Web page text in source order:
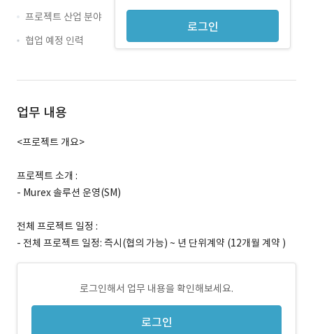
로그인
프로젝트 산업 분야
협업 예정 인력
업무 내용
<프로젝트 개요>
프로젝트 소개 :
- Murex 솔루션 운영(SM)
전체 프로젝트 일정 :
- 전체 프로젝트 일정: 즉시(협의 가능) ~ 년 단위계약 (12개월 계약 )
로그인해서 업무 내용을 확인해보세요.
로그인